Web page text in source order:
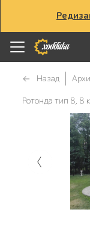
Назад
Ротонда тип 8, 8